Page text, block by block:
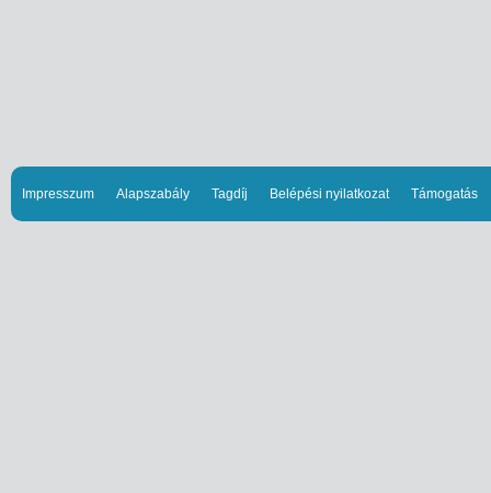
Impresszum Alapszabály Tagdíj Belépési nyilatkozat Támogatás